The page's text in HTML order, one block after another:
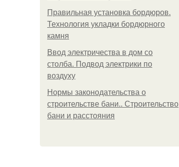
Правильная установка бордюров.
Технология укладки бордюрного
камня
Ввод электричества в дом со
столба. Подвод электрики по
воздуху
Нормы законодательства о
строительстве бани.. Строительство
бани и расстояния